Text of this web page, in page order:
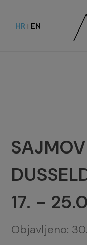
HR | EN
17. -
Objavljeno: